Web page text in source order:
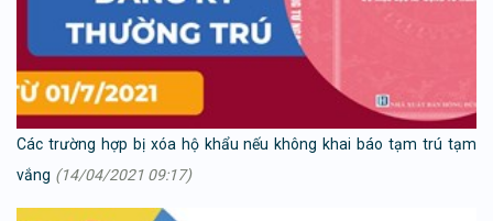
Các trường hợp bị xóa hộ khẩu nếu không khai báo tạm trú tạm
vắng (14/04/2021 09:17)